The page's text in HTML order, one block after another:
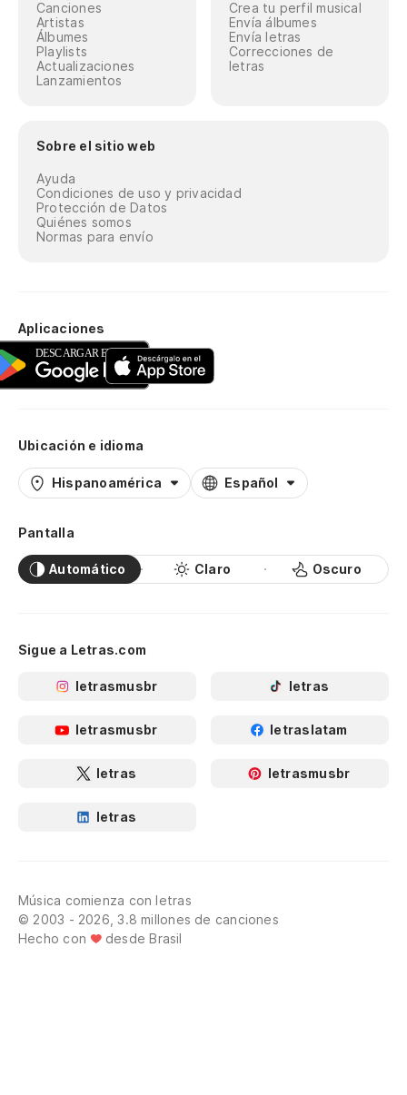
Canciones
Artistas
Álbumes
Playlists
Actualizaciones
Lanzamientos
Crea tu perfil musical
Envía álbumes
Envía letras
Correcciones de
letras
Sobre el sitio web
Ayuda
Condiciones de uso y privacidad
Protección de Datos
Quiénes somos
Normas para envío
Aplicaciones
Ubicación e idioma
Hispanoamérica Español
Pantalla
Automático Claro Oscuro
Sigue a Letras.com
letrasmusbr letras
letrasmusbr letraslatam
letras letrasmusbr
letras
Música comienza con letras
© 2003 - 2026, 3.8 millones de canciones
Hecho con
desde Brasil